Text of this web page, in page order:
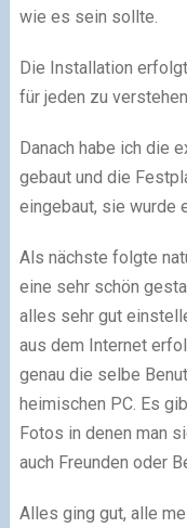
wie es sein sollte.
Die Installation
für jeden zu
Danach habe ich die
gebaut und die
eingebaut, sie wurde
Als nächste folgte
eine sehr schön
alles sehr gut
aus dem Internet
genau die selbe
heimischen PC. Es
Fotos in denen man
auch Freunden oder
Alles ging gut, alle